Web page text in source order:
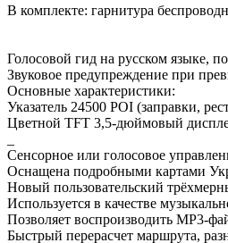
В комплекте: гарнитура
Голосовой гид на русском языке,
Звуковое предупреждение при
Основные характеристики:
Указатель 24500 POI (заправки,
Цветной TFT 3,5-дюймовый
Сенсорное или голосовое
Оснащена подробными картами
Новый пользовательский
Используется в качестве
Позволяет воспроизводить MP3-
Быстрый перерасчет маршрута,